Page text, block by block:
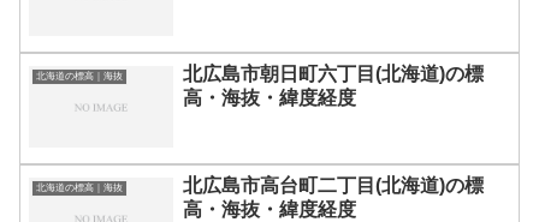
北海道の標高｜海抜
北広島市朝日町六丁目(北海道)の標
高・海抜・緯度経度
北海道の標高｜海抜
北広島市高台町二丁目(北海道)の標
高・海抜・緯度経度